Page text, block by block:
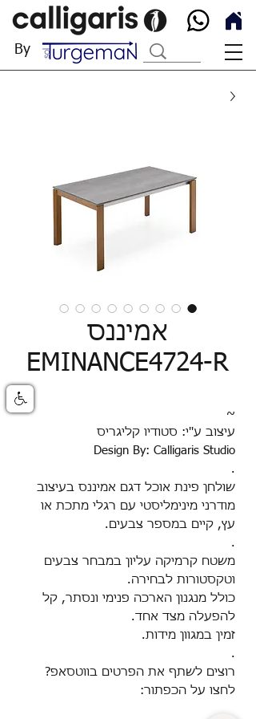
By
אמיננס
EMINANCE4724-R
~
עיצוב ע''י: סטודיו קליגריס
Design By: Calligaris Studio
.
שולחן פינת אוכל דגם אמיננס בעיצוב
מודרני מינימליסטי עם רגלי מתכת או
עץ, קיים במספר צבעים.
.
משטח קרמיקה עליון במבחר צבעים
וטקסטורות לבחירה.
כולל מנגנון הארכה פנימי ונסתר, קל
להפעלה מצד אחד.
זמין במגוון מידות.
.
רוצים לשתף את הפרטים בווטסאפ?
לחצו על הכפתור: